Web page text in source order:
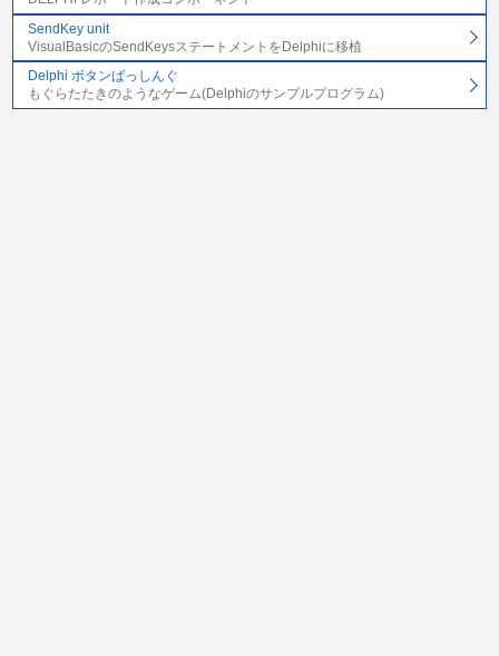
SendKey unit
VisualBasicのSendKeysステートメントをDelphiに移植
Delphi ボタンばっしんぐ
もぐらたたきのようなゲーム(Delphiのサンプルプログラム)